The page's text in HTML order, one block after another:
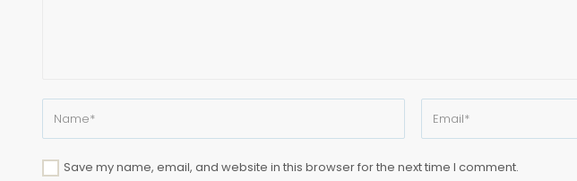
Save my name, email, and website in this browser for the next time I comment.